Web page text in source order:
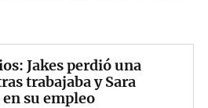
Jakes perdió una
trabajaba y Sara
su empleo